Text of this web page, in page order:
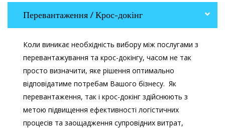
Перевантаження / Крос-докінг
Коли виникає необхідність вибору між послугами з
перевантажування та крос-докінгу, часом не так
просто визначити, яке рішення оптимально
відповідатиме потребам Вашого бізнесу. Як
перевантаження, так і крос-докінг здійснюють з
метою підвищення ефективності логістичних
процесів та заощадження супровідних витрат,